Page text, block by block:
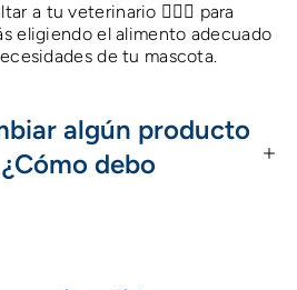
a tu veterinario 👩🏻‍⚕️ para
eligiendo el alimento adecuado
de tu mascota.
algún producto
debo